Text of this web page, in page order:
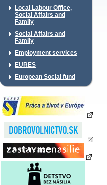
Local Labour Office,
Social Affairs and
Family
Social Affairs and
Family
Employment services
EURES
European Social fund